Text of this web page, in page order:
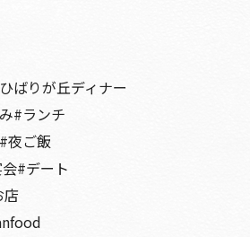
ばりが丘ディナー
#ランチ
夜ご飯
#デート
店